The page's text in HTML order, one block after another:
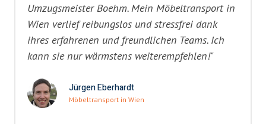
Umzugsmeister Boehm. Mein Möbeltransport in
Wien verlief reibungslos und stressfrei dank
ihres erfahrenen und freundlichen Teams. Ich
kann sie nur wärmstens weiterempfehlen!"
Jürgen Eberhardt
Möbeltransport in Wien